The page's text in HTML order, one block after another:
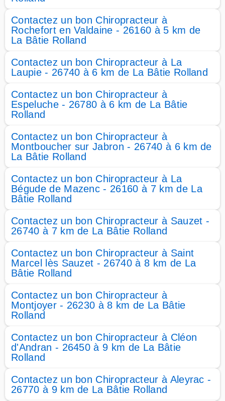
Contactez un bon Chiropracteur à
Rochefort en Valdaine - 26160 à 5 km de
La Bâtie Rolland
Contactez un bon Chiropracteur à La
Laupie - 26740 à 6 km de La Bâtie Rolland
Contactez un bon Chiropracteur à
Espeluche - 26780 à 6 km de La Bâtie
Rolland
Contactez un bon Chiropracteur à
Montboucher sur Jabron - 26740 à 6 km de
La Bâtie Rolland
Contactez un bon Chiropracteur à La
Bégude de Mazenc - 26160 à 7 km de La
Bâtie Rolland
Contactez un bon Chiropracteur à Sauzet -
26740 à 7 km de La Bâtie Rolland
Contactez un bon Chiropracteur à Saint
Marcel lès Sauzet - 26740 à 8 km de La
Bâtie Rolland
Contactez un bon Chiropracteur à
Montjoyer - 26230 à 8 km de La Bâtie
Rolland
Contactez un bon Chiropracteur à Cléon
d'Andran - 26450 à 9 km de La Bâtie
Rolland
Contactez un bon Chiropracteur à Aleyrac -
26770 à 9 km de La Bâtie Rolland